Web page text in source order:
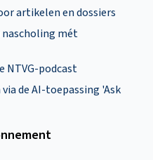
artikelen en dossiers
mét
NTVG-podcast
de AI-toepassing 'Ask